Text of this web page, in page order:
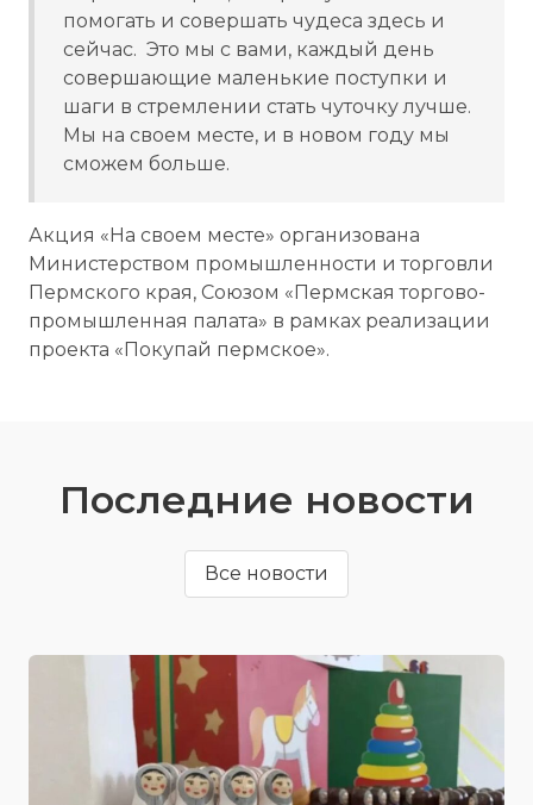
помогать и совершать чудеса здесь и
сейчас. Это мы с вами, каждый день
совершающие маленькие поступки и
шаги в стремлении стать чуточку лучше.
Мы на своем месте, и в новом году мы
сможем больше.
Акция «На своем месте» организована
Министерством промышленности и торговли
Пермского края, Союзом «Пермская торгово-
промышленная палата» в рамках реализации
проекта «Покупай пермское».
Последние новости
Все новости